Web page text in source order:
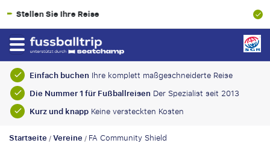
100% Finanzielle Absicherung
Einfach buchen Ihre komplett maßgeschneiderte Reise
Die Nummer 1 für Fußballreisen Der Spezialist seit 2013
Kurz und knappKeine versteckten Kosten
Startseite/Vereine/FA Community Shield